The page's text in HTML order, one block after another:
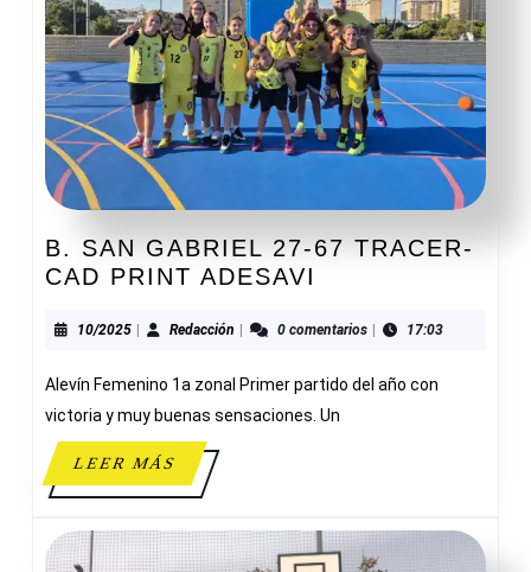
B. SAN GABRIEL 27-67 TRACER-
CAD PRINT ADESAVI
GABRIEL
67
TRACER-
10/202510/2025Redacción Redacción0 comentarios 17:03
Alevín Femenino 1a zonal Primer partido del año con
victoria y muy buenas sensaciones. Un
LEER MÁSLEER
MÁS